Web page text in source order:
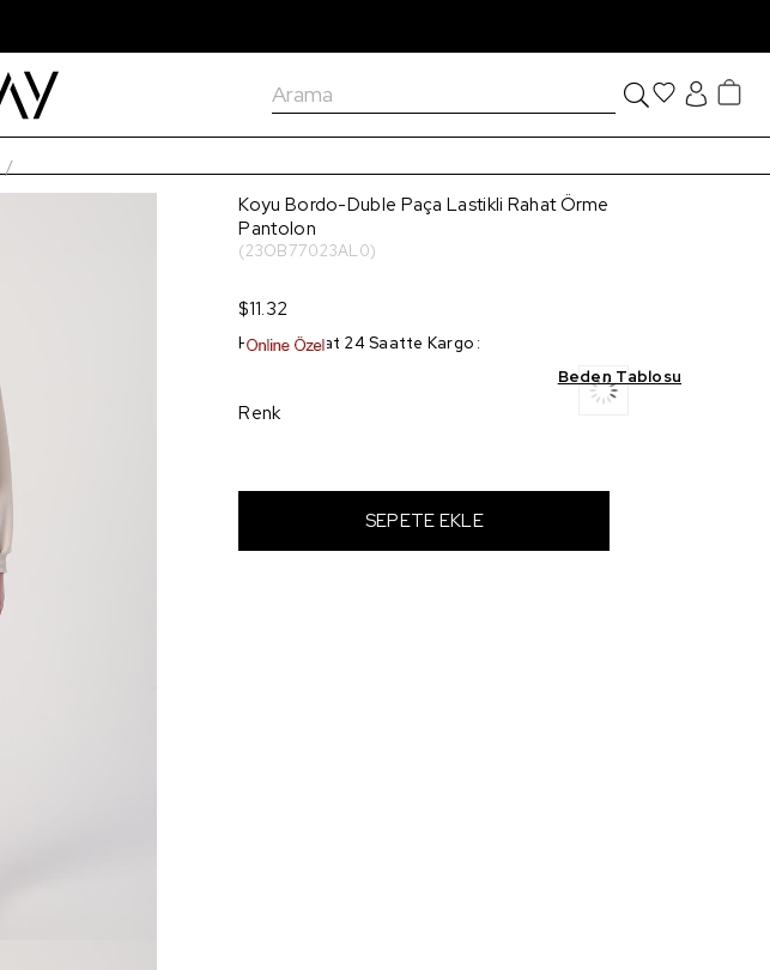
Koyu Bordo-Duble Paça Lastikli Rahat Örme
Pantolon
(23OB77023AL0)
$11.32
Hızlı Teslimat 24 Saatte Kargo :
Beden Tablosu
Renk